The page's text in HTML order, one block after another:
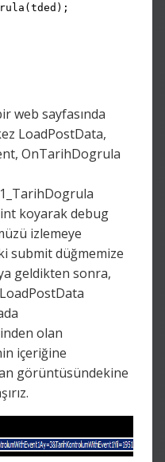
web sayfasında
LoadPostData,
OnTarihDogrula
koyarak debug
izlemeye
submit düğmemize
geldikten sonra,
olan
içeriğine
görüntüsündekine